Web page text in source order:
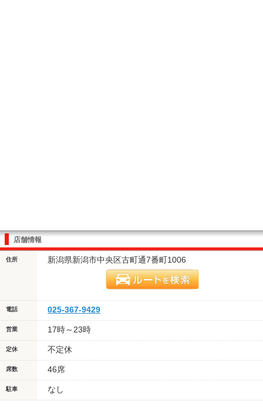
店舗情報
住所 新潟県新潟市中央区古町通7番町1006
電話 025-367-9429
営業 17時～23時
定休 不定休
席数 46席
駐車 なし